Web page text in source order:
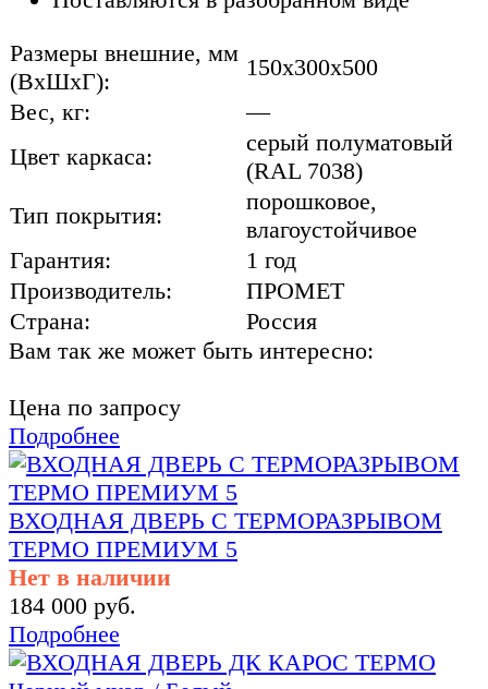
Размеры внешние, мм
(ВхШхГ):
150x300x500
Вес, кг:
—
Цвет каркаса:
серый полуматовый
(RAL 7038)
Тип покрытия:
порошковое,
влагоустойчивое
Гарантия:
1 год
Производитель:
ПРОМЕТ
Страна:
Россия
Вам так же может быть интересно:
Цена по запросу
Подробнее
ВХОДНАЯ ДВЕРЬ С ТЕРМОРАЗРЫВОМ
ТЕРМО ПРЕМИУМ 5
Нет в наличии
184 000 руб.
Подробнее